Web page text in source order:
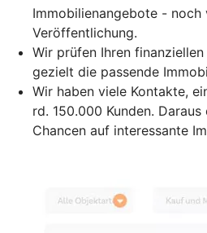
Immobilienangebote - noch
Veröffentlichung.
Wir prüfen Ihren
gezielt die passende
Wir haben viele Kontakte,
rd. 150.000 Kunden.
Chancen auf interessante